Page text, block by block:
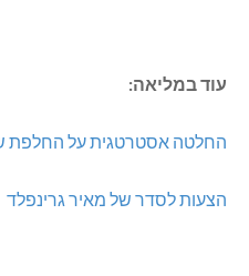
עוד במליאה:
החלטה אסטרטגית על החלפת
הצעות לסדר של מאיר גרינפלד